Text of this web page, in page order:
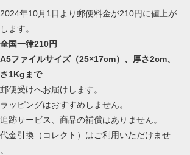
年10月1日より郵便料金が210円に値上が
ます。
全国一律210円
A5ファイルサイズ（25×17cm）、厚さ2cm、
1Kgまで
郵便受けへお届けします。
ラッピングはおすすめしません。
追跡サービス、商品の補償はありません。
代金引換（コレクト）はご利用いただけませ